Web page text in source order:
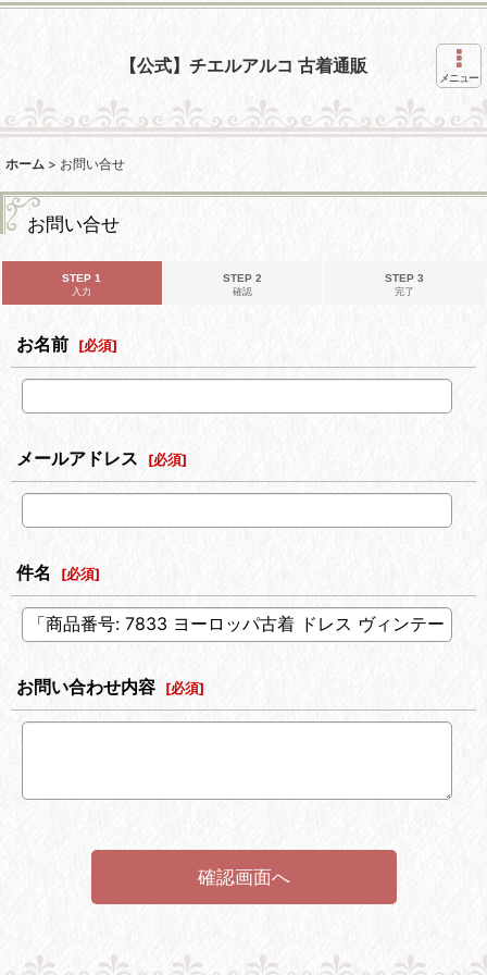
【公式】チエルアルコ 古着通販
メニュー
ホーム > お問い合せ
お問い合せ
STEP 1
入力
STEP 2
確認
STEP 3
完了
お名前 [必須]
メールアドレス [必須]
件名 [必須]
お問い合わせ内容 [必須]
確認画面へ